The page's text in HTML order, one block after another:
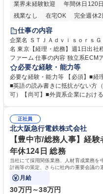
業界未経験歓迎
年間休日120
残業なし
在宅OK 完全週休2
仕事の内容
企業名 ＳＴＪＡｄｖｉｓｏｒｓＧ
名 東京【経理・総務】週1日出社
ファーム 仕事の内容 独立系ECMアドバイザリーファームとして上場前後
の資本市場戦略を設計する当社に
バックオフィス業務からスタート
できる環境です。 ■日常経理、月次および年次決算サポート業務 ■本国
（グローバル）との英文メール対
業務をお任せします。残業も基本
を進めやすく定着率の高い環境です。 募集職種 東京【経理・総務
出社程度のリモート中心/残業基
必要な経験・能力等
必要な経験・能力等 【必須】■経
■英語の読み書きに抵抗がない方
可）【尚可】■外資系企業におけ
【働き方について】現在は週4日
ライフバランスを重視する方に最
談可）。【求める人物像】幅広
社内外と円滑にコミュニケーショ
歴・資格 学歴：大学院 大学 高専
正社員
北大阪急行電鉄株式会社
【豊中市/総務人事】経
年休124日 総務
当社にて採用関係業務、人材育成業務を
計画等の策定、さらに社内の重要会議の
般を担当していただきます。
月給
30万円～38万円